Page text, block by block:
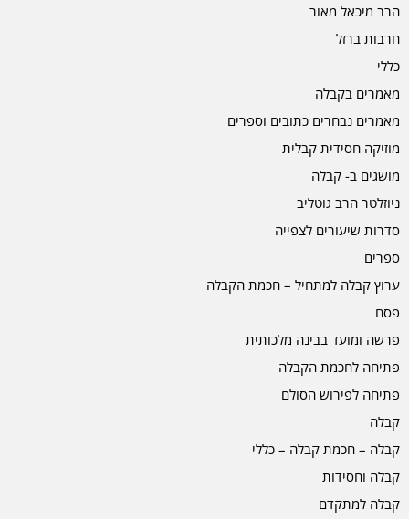
הרב מיכאל מאור
חרבות ברזל
כללי
מאמרים בקבלה
מאמרים נבחרים כתובים וספרים
מוזיקה חסידית קבלית
מושגים ב- קבלה
ניוזלטר הרב גוטליב
סדרות שיעורים לצפייה
ספרים
ערוץ קבלה למתחיל – חכמת הקבלה
פסח
פרשה ומועד בבינה מלכותית
פתיחה לחכמת הקבלה
פתיחה לפירוש הסולם
קבלה
קבלה – חכמת קבלה – כללי
קבלה וחסידות
קבלה למתקדם